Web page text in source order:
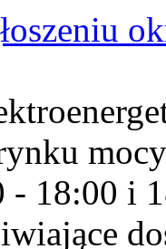
- 18:00 i